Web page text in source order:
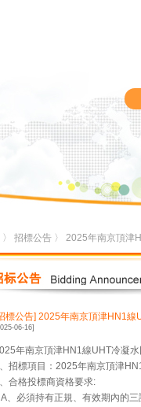
〉 招標公告 〉 2025年南京頂津
標公告] 2025年南京頂津HN1線
06-16]
年南京頂津HN1線UHT冷凝
招標項目：2025年南京頂津
合格投標商資格要求:
必須持有正規、有效期內的三